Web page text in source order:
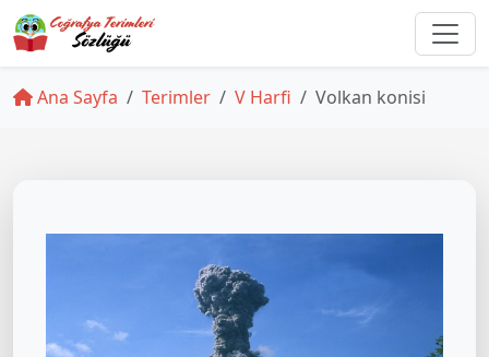
Ana Sayfa Terimler V Harfi Volkan konisi